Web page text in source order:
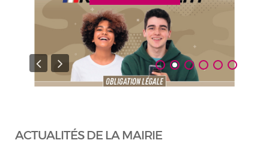
ACTUALITÉS DE LA MAIRIE